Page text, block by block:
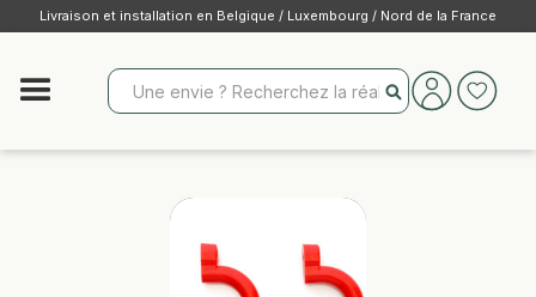
Livraison et installation en Belgique / Luxembourg / Nord de la France